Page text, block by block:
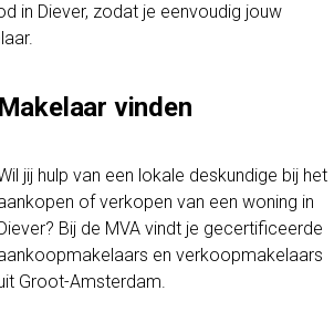
in Diever, zodat je eenvoudig jouw
Makelaar vinden
jij hulp van een lokale deskundige bij het
of verkopen van een woning in
Diever? Bij de MVA vindt je gecertificeerde
en verkoopmakelaars
Groot-Amsterdam.